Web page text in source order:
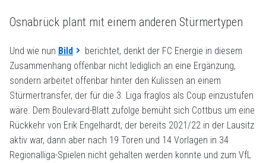
Osnabrück plant mit einem anderen Stürmertypen
Und wie nun Bild
berichtet, denkt der FC Energie in diesem
Zusammenhang offenbar nicht lediglich an eine Ergänzung,
sondern arbeitet offenbar hinter den Kulissen an einem
Stürmertransfer, der für die 3. Liga fraglos als Coup einzustufen
wäre. Dem Boulevard-Blatt zufolge bemüht sich Cottbus um eine
Rückkehr von Erik Engelhardt, der bereits 2021/22 in der Lausitz
aktiv war, dann aber nach 19 Toren und 14 Vorlagen in 34
Regionalliga-Spielen nicht gehalten werden konnte und zum VfL